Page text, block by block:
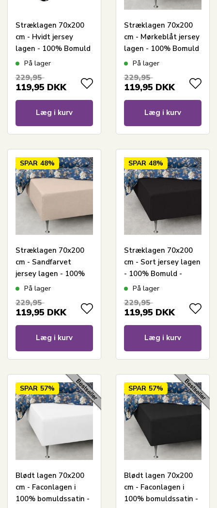
Stræklagen 70x200
cm - Hvidt jersey
lagen - 100% Bomuld
- Faconlagen til
På lager
229,95
119,95 DKK
Læg i kurv
Stræklagen 70x200
cm - Mørkeblåt jersey
lagen - 100% Bomuld
- Faconlagen til
På lager
229,95
119,95 DKK
Læg i kurv
SPAR 48%
Stræklagen 70x200
cm - Sandfarvet
jersey lagen - 100%
Bomuld - Faconlagen
På lager
229,95
119,95 DKK
Læg i kurv
SPAR 48%
Stræklagen 70x200
cm - Sort jersey lagen
- 100% Bomuld -
Faconlagen til madras
På lager
229,95
119,95 DKK
Læg i kurv
SPAR 57%
Blødt lagen 70x200
cm - Faconlagen i
100% bomuldssatin -
SPAR 57%
Blødt lagen 70x200
cm - Faconlagen i
100% bomuldssatin -